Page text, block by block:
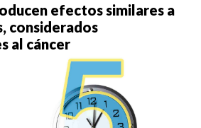
efectos similares a
considerados
al cáncer